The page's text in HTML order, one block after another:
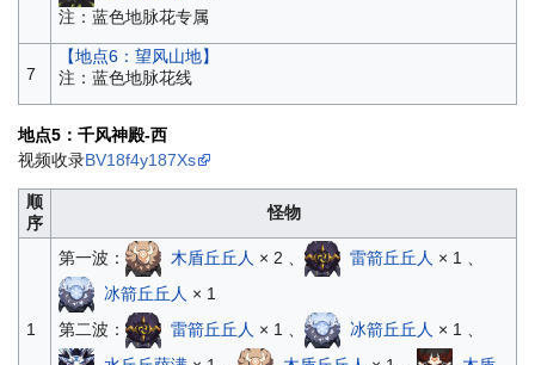
注：蓝色地脉花专属
7
【地点6：望风山地】
注：蓝色地脉花线
地点5：千风神殿-西
视频收录BV18f4y187Xs
顺
序
怪物
1
第一波： 木盾丘丘人 × 2 、 雷箭丘丘人 × 1 、
冰箭丘丘人 × 1
第二波：
雷箭丘丘人 × 1 、 冰箭丘丘人 × 1 、